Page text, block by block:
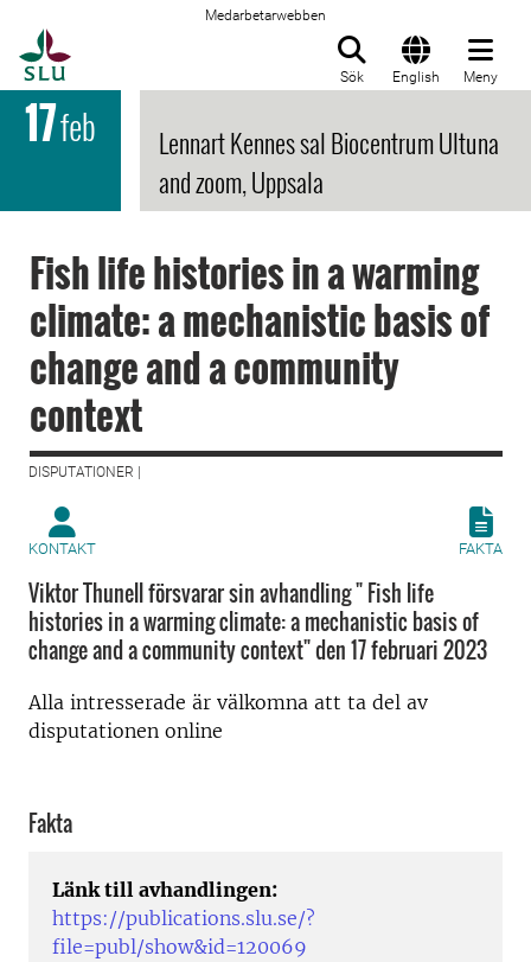
Medarbetarwebben
Sök English Meny
17feb
Lennart Kennes sal Biocentrum Ultuna
and zoom, Uppsala
Fish life histories in a warming
climate: a mechanistic basis of
change and a community
context
DISPUTATIONER |
KONTAKT FAKTA
Viktor Thunell försvarar sin avhandling " Fish life
histories in a warming climate: a mechanistic basis of
change and a community context" den 17 februari 2023
Alla intresserade är välkomna att ta del av
disputationen online
Fakta
Länk till avhandlingen:
https://publications.slu.se/?
file=publ/show&id=120069